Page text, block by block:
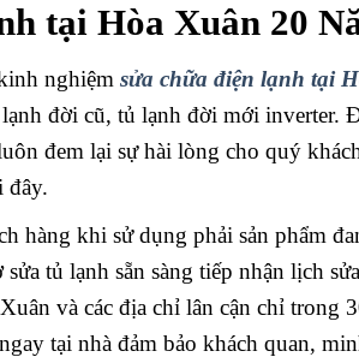
tại Hòa Xuân 20
nghiệm sửa chữa điện lạnh tại
đời cũ, tủ lạnh đời mới inverter.
đem lại sự hài lòng cho quý
đây.
hàng khi sử dụng phải sản phẩm
tủ lạnh sẵn sàng tiếp nhận lịch
và các địa chỉ lân cận chỉ trong
tại nhà đảm bảo khách quan,